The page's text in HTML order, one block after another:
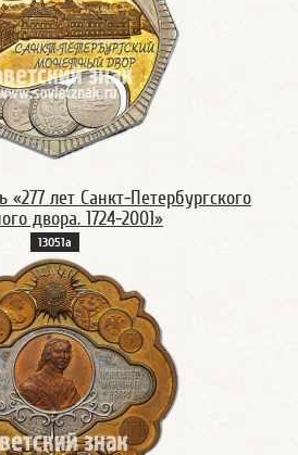
«277 лет Санкт-Петербургского
двора. 1724-2001»
13051а